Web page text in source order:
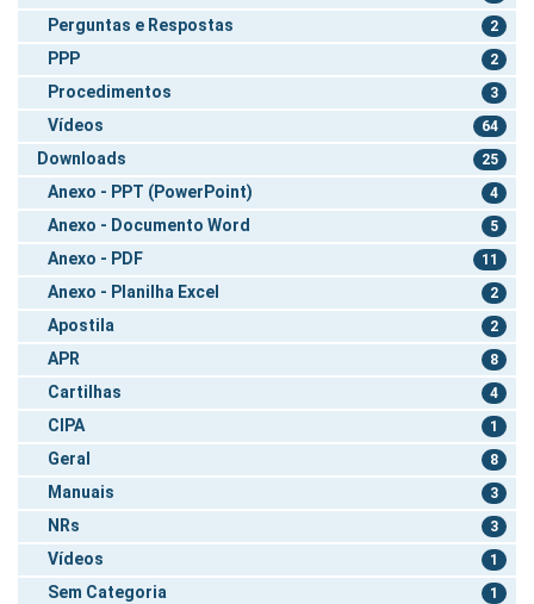
Perguntas e Respostas 2
PPP 2
Procedimentos 3
Vídeos 64
Downloads 25
Anexo - PPT (PowerPoint) 4
Anexo - Documento Word 5
Anexo - PDF 11
Anexo - Planilha Excel 2
Apostila 2
APR 8
Cartilhas 4
CIPA 1
Geral 8
Manuais 3
NRs 3
Vídeos 1
Sem Categoria 1